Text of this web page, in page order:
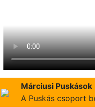
Márciusi Puskások
A Puskás csoport